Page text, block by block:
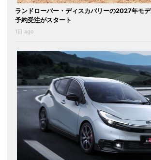
ランドローバー・ディスカバリーの2027年モ
予約受注がスタート
1日 ago